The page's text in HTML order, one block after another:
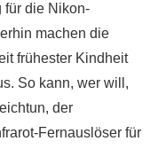
für die Nikon-
machen die
frühester Kindheit
So kann, wer will,
der
Fernauslöser für